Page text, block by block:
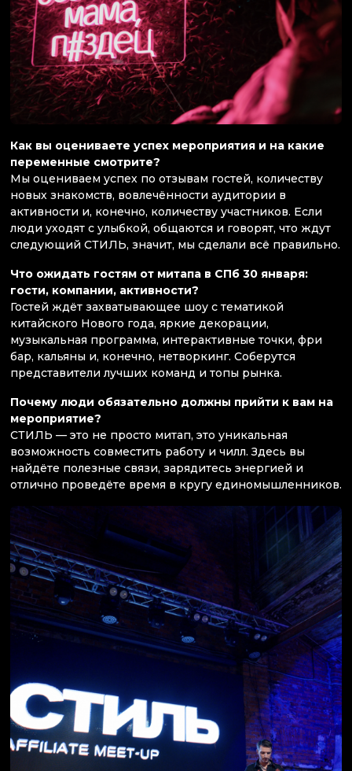
Как вы оцениваете успех мероприятия и на какие
переменные смотрите?
Мы оцениваем успех по отзывам гостей, количеству
новых знакомств, вовлечённости аудитории в
активности и, конечно, количеству участников. Если
люди уходят с улыбкой, общаются и говорят, что ждут
следующий СТИЛЬ, значит, мы сделали всё правильно.
Что ожидать гостям от митапа в СПб 30 января:
гости, компании, активности?
Гостей ждёт захватывающее шоу с тематикой
китайского Нового года, яркие декорации,
музыкальная программа, интерактивные точки, фри
бар, кальяны и, конечно, нетворкинг. Соберутся
представители лучших команд и топы рынка.
Почему люди обязательно должны прийти к вам на
мероприятие?
СТИЛЬ — это не просто митап, это уникальная
возможность совместить работу и чилл. Здесь вы
найдёте полезные связи, зарядитесь энергией и
отлично проведёте время в кругу единомышленников.